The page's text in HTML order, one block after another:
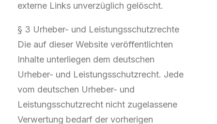
externe Links unverzüglich gelöscht.
§ 3 Urheber- und Leistungsschutzrechte
Die auf dieser Website veröffentlichten
Inhalte unterliegen dem deutschen
Urheber- und Leistungsschutzrecht. Jede
vom deutschen Urheber- und
Leistungsschutzrecht nicht zugelassene
Verwertung bedarf der vorherigen